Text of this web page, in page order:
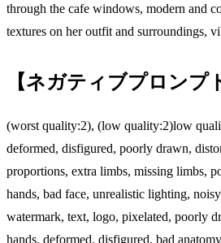
through the cafe windows, modern and
textures on her outfit and surroundings,
【ネガティブプロンプ
(worst quality:2), (low quality:2)low
deformed, disfigured, poorly drawn,
proportions, extra limbs, missing limbs,
hands, bad face, unrealistic lighting,
watermark, text, logo, pixelated, poorly
hands, deformed, disfigured, bad